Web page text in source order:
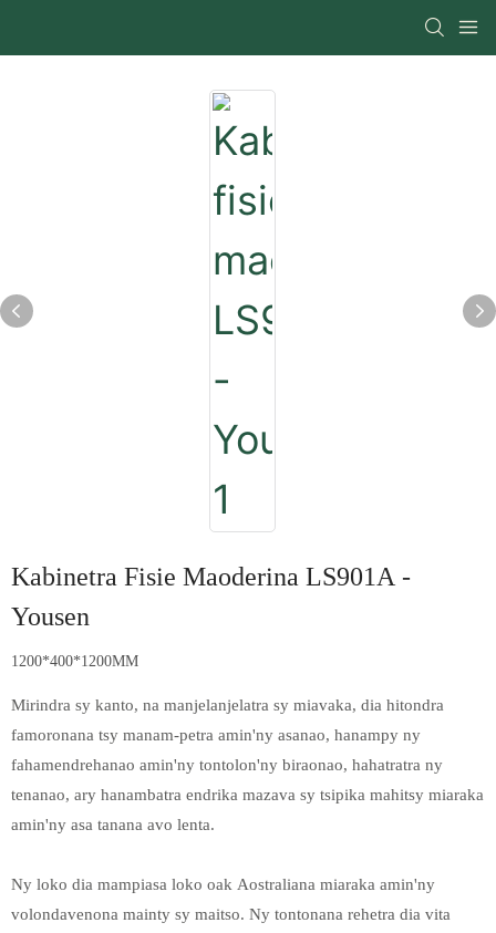
Kabinetra Fisie Maoderina LS901A -
Yousen
1200*400*1200MM
Mirindra sy kanto, na manjelanjelatra sy miavaka, dia hitondra
famoronana tsy manam-petra amin'ny asanao, hanampy ny
fahamendrehanao amin'ny tontolon'ny biraonao, hahatratra ny
tenanao, ary hanambatra endrika mazava sy tsipika mahitsy miaraka
amin'ny asa tanana avo lenta.
Ny loko dia mampiasa loko oak Aostraliana miaraka amin'ny
volondavenona mainty sy maitso. Ny tontonana rehetra dia vita